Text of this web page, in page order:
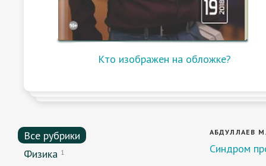
Кто изображен на обложке?
Все рубрики
Физика 1
АБДУЛЛАЕВ
Синдром